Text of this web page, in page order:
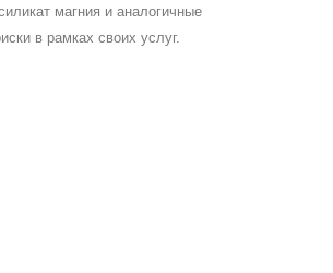
магния и аналогичные
в рамках своих услуг.